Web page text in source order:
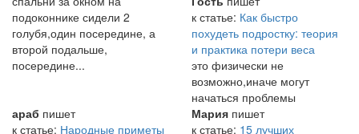
подоконнике сидели 2
голубя,один посередине, а
второй подальше,
посередине...
к статье: Как быстро
похудеть подростку: теория
и практика потери веса
это физически не
возможно,иначе могут
начаться проблемы
араб пишет
к статье: Народные приметы
Мария пишет
к статье: 15 лучших